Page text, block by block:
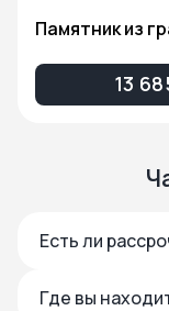
Памятник из
13
Есть ли
Где вы